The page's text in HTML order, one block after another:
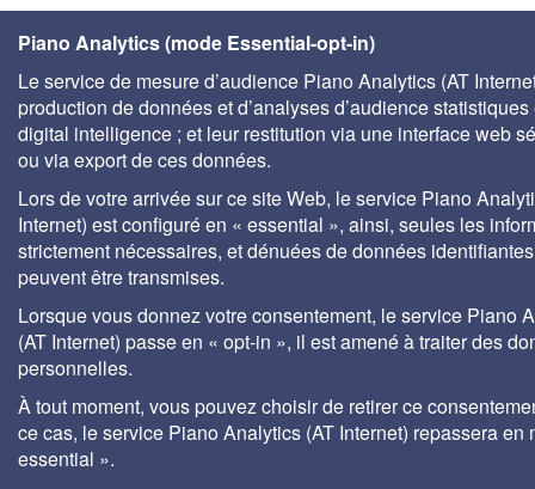
Piano Analytics (mode Essential-opt-in)
Le service de mesure d’audience Piano Analytics (AT
production de données et d’analyses d’audience statistiques
digital intelligence ; et leur restitution via une interface web
ou via export de ces données.
Lors de votre arrivée sur ce site Web, le service Piano
Internet) est configuré en « essential », ainsi, seules les
strictement nécessaires, et dénuées de données
peuvent être transmises.
Lorsque vous donnez votre consentement, le service Piano
(AT Internet) passe en « opt-in », il est amené à traiter des
personnelles.
À tout moment, vous pouvez choisir de retirer ce
ce cas, le service Piano Analytics (AT Internet) repassera en
essential ».